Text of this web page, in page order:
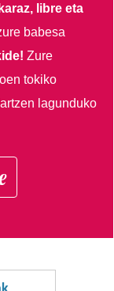
libre eta
babesa
Zure
tokiko
lagunduko